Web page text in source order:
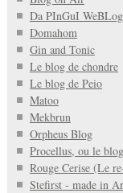
Da PInGuI WeBLog
Domahom
Gin and Tonic
Le blog de chondre
Le blog de Peio
Matoo
Mekbrun
Orpheus Blog
Procellus, ou le blog
Rouge Cerise (Le
Stefirst - made in